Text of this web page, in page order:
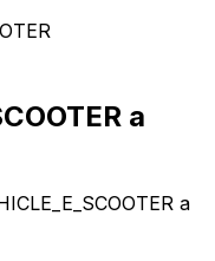
a
a